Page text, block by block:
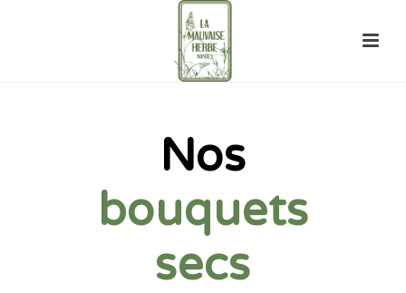
Nos
bouquets
secs